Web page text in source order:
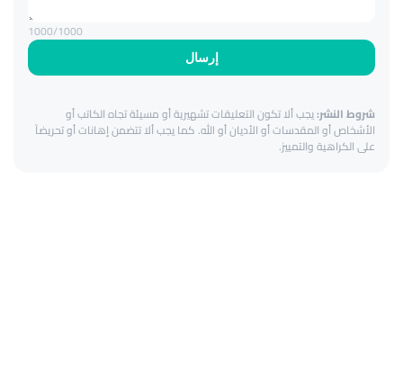
إرسال
1000/1000
شروط النشر:يجب ألا تكون التعليقات تشهيرية أو مسيئة تجاه الكاتب أو
الأشخاص أو المقدسات أو الأديان أو الله. كما يجب ألا تتضمن إهانات أو تحريضاً
على الكراهية والتمييز.